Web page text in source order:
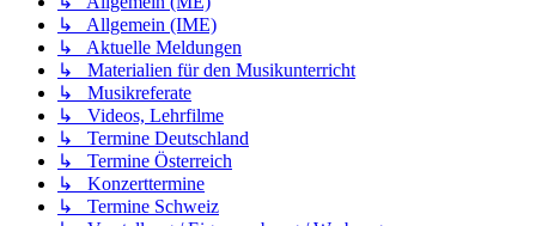
↳ Allgemein (IME)
↳ Aktuelle Meldungen
↳ Materialien für den Musikunterricht
↳ Musikreferate
↳ Videos, Lehrfilme
↳ Termine Deutschland
↳ Termine Österreich
↳ Konzerttermine
↳ Termine Schweiz